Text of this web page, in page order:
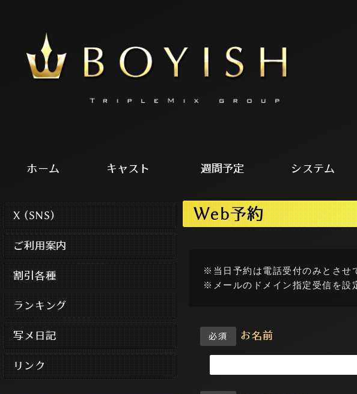
ホーム キャスト 週間予定 システム
Web予約
※当日予約は電話受付のみとさせ
※メールのドメイン指定受信を設
必須 お名前
X (SNS)
ご利用案内
割引各種
ランキング
写メ日記
リンク